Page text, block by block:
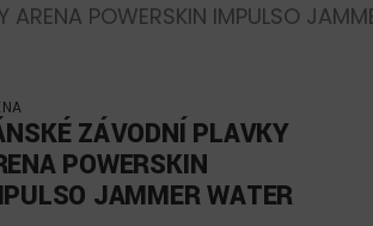
ARENA POWERSKIN IMPULSO
ZÁVODNÍ PLAVKY
POWERSKIN
JAMMER WATER